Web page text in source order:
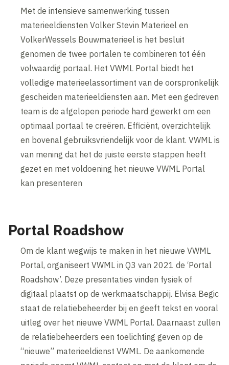
Met de intensieve samenwerking tussen
materieeldiensten Volker Stevin Materieel en
VolkerWessels Bouwmaterieel is het besluit
genomen de twee portalen te combineren tot één
volwaardig portaal. Het VWML Portal biedt het
volledige materieelassortiment van de oorspronkelijk
gescheiden materieeldiensten aan. Met een gedreven
team is de afgelopen periode hard gewerkt om een
optimaal portaal te creëren. Efficiënt, overzichtelijk
en bovenal gebruiksvriendelijk voor de klant. VWML is
van mening dat het de juiste eerste stappen heeft
gezet en met voldoening het nieuwe VWML Portal
kan presenteren
Portal Roadshow
Om de klant wegwijs te maken in het nieuwe VWML
Portal, organiseert VWML in Q3 van 2021 de ‘Portal
Roadshow’. Deze presentaties vinden fysiek of
digitaal plaatst op de werkmaatschappij. Elvisa Begic
staat de relatiebeheerder bij en geeft tekst en vooral
uitleg over het nieuwe VWML Portal. Daarnaast zullen
de relatiebeheerders een toelichting geven op de
“nieuwe” materieeldienst VWML. De aankomende